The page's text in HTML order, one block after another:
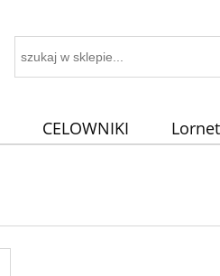
CELOWNIKI